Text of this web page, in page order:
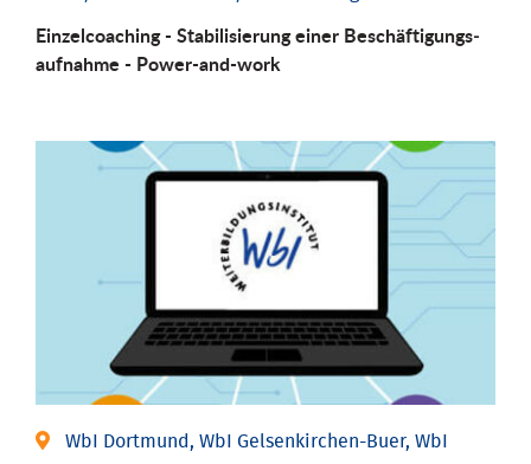
Einzel­coaching - Stabili­sierung einer Be­schäftigungs­
aufnahme - Power-and-work
WbI Dortmund, WbI Gelsenkirchen-Buer, WbI